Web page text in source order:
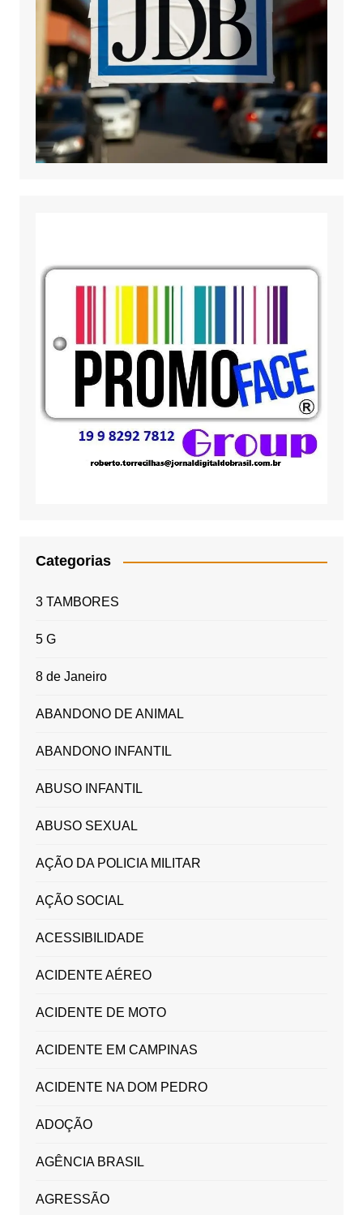
Categorias
3 TAMBORES
5 G
8 de Janeiro
ABANDONO DE ANIMAL
ABANDONO INFANTIL
ABUSO INFANTIL
ABUSO SEXUAL
AÇÃO DA POLICIA MILITAR
AÇÃO SOCIAL
ACESSIBILIDADE
ACIDENTE AÉREO
ACIDENTE DE MOTO
ACIDENTE EM CAMPINAS
ACIDENTE NA DOM PEDRO
ADOÇÃO
AGÊNCIA BRASIL
AGRESSÃO